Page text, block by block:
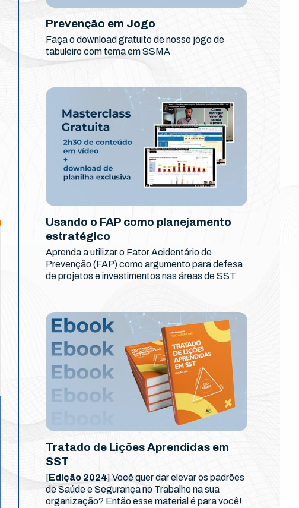
Prevenção em Jogo
Faça o download gratuito de nosso jogo de
tabuleiro com tema em SSMA
Usando o FAP como planejamento
estratégico
Aprenda a utilizar o Fator Acidentário de
Prevenção (FAP) como argumento para defesa
de projetos e investimentos nas áreas de SST
Tratado de Lições Aprendidas em
SST
[Edição 2024] Você quer dar elevar os padrões
de Saúde e Segurança no Trabalho na sua
organização? Então esse material é para você!